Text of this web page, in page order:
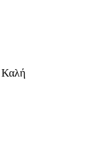
Καλή